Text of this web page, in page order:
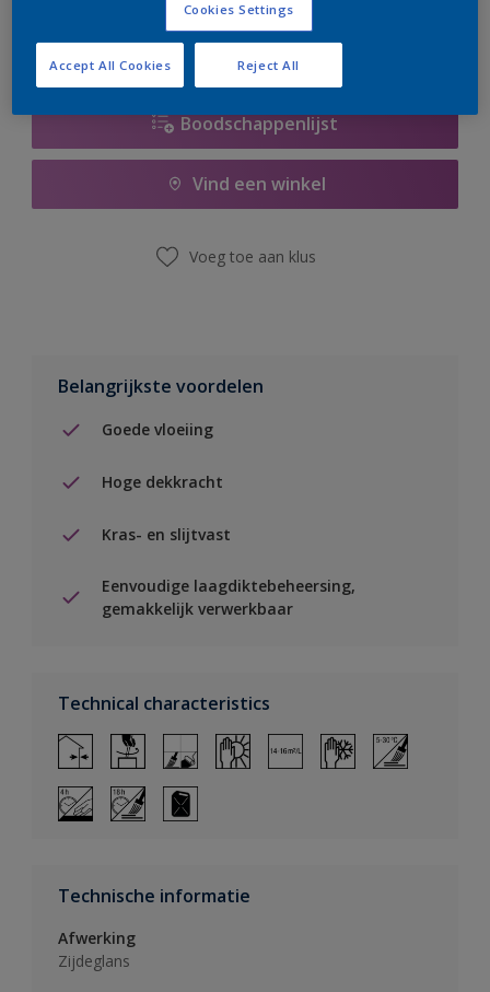
Boodschappenlijst
Vind een winkel
Voeg toe aan klus
Belangrijkste voordelen
Goede vloeiing
Hoge dekkracht
Kras- en slijtvast
Eenvoudige laagdiktebeheersing,
gemakkelijk verwerkbaar
Technical characteristics
Technische informatie
Afwerking
Zijdeglans
Cookies Settings
Reject All
Accept All Cookies